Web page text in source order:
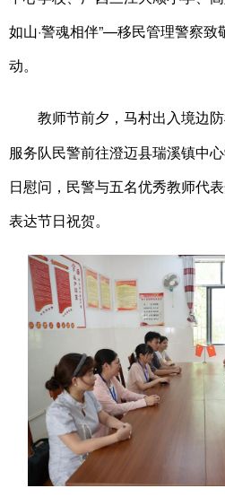
如山·警魂相伴”—移民管理警察
动。
教师节前夕，马村出入境边
服务队民警前往澄迈县瑞溪镇中
日慰问，民警与五名优秀教师代
表达节日祝贺。